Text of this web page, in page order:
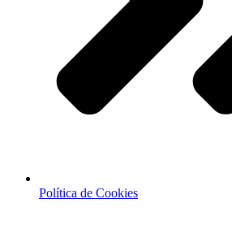
Política de Cookies